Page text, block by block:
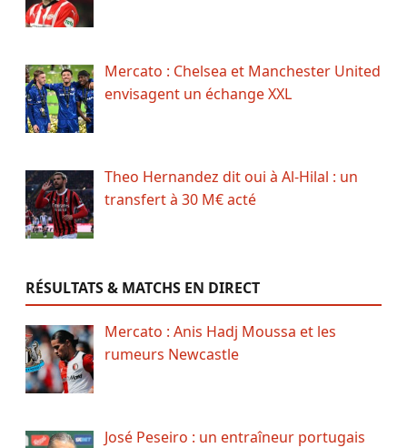
Mercato : Chelsea et Manchester United
envisagent un échange XXL
Theo Hernandez dit oui à Al-Hilal : un
transfert à 30 M€ acté
RÉSULTATS & MATCHS EN DIRECT
Mercato : Anis Hadj Moussa et les
rumeurs Newcastle
José Peseiro : un entraîneur portugais